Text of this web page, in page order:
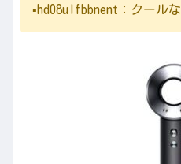
▪️hd08ulfbbnent：クール